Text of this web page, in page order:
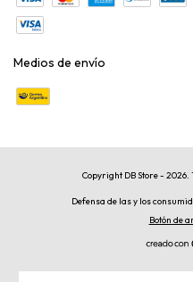
Medios de envío
Copyright DB Store -
Defensa de las y los
Botón de